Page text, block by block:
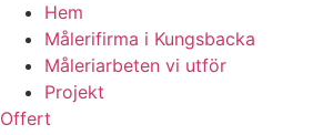
Hem
Målerifirma i Kungsbacka
Måleriarbeten vi utför
Projekt
Offert